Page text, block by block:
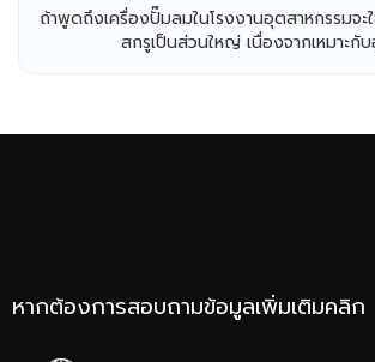
ถ้าพูดถึงเครื่องปั๊มลมในโรงงานอุตสาหกรรมจะ
สกรูเป็นส่วนใหญ่ เนื่องจากเหมาะกั
หากต้องการสอบถามข้อมูลเพิ่มเติมคลิก